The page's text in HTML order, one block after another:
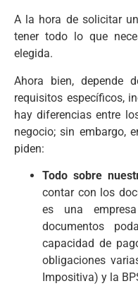
A la hora de solicitar
tener todo lo que
elegida.
Ahora bien, depende
requisitos específicos,
hay diferencias entre
negocio; sin embargo,
piden:
Todo sobre
contar con los
es una
documentos
capacidad de
obligaciones
Impositiva) y la